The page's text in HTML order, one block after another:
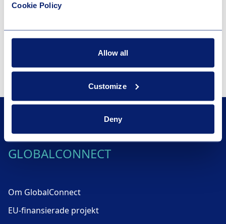
Cookie Policy
Allow all
Customize
Deny
GLOBALCONNECT
Om GlobalConnect
EU-finansierade projekt